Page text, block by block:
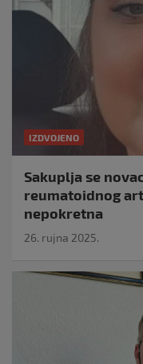
IZDVOJENO
Sakuplja se
reumatoidnog
nepokretna
26. rujna 2025.